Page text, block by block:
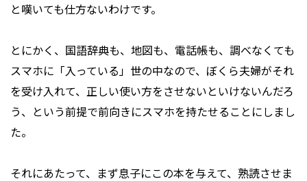
――と嘆いても仕方ないわけです。
とにかく、国語辞典も、地図も、電話帳も、調べなくても
スマホに「入っている」世の中なので、ぼくら夫婦がそれ
を受け入れて、正しい使い方をさせないといけないんだろ
う、という前提で前向きにスマホを持たせることにしまし
た。
それにあたって、まず息子にこの本を与えて、熟読させま